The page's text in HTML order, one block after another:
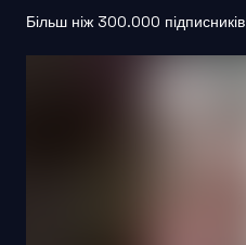
Більш ніж 300.000